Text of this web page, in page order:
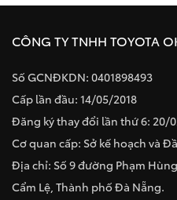
CÔNG TY TNHH TOYOTA
Số GCNĐKDN: 0401898493
Cấp lần đầu: 14/05/2018
Đăng ký thay đổi lần thứ 6: 20/
Cơ quan cấp: Sở kế hoạch và
Địa chỉ: Số 9 đường Phạm
Cẩm Lệ, Thành phố Đà Nẵng.